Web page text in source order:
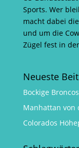
Sports. Wer
macht dabei
und um die
Zügel fest in
Neueste
Bockige
Manhattan von
Colorados